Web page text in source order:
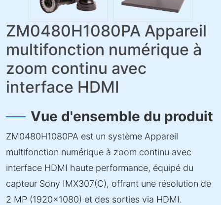
ZM0480H1080PA Appareil
multifonction numérique à
zoom continu avec
interface HDMI
Vue d'ensemble du produit
ZM0480H1080PA est un système Appareil
multifonction numérique à zoom continu avec
interface HDMI haute performance, équipé du
capteur Sony IMX307(C), offrant une résolution de
2 MP (1920×1080) et des sorties via HDMI.